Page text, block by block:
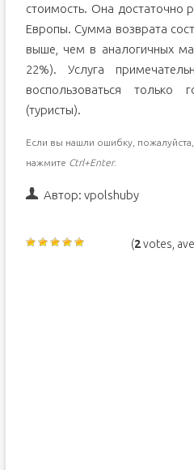
стоимость. Она достаточно
Европы. Сумма возврата
выше, чем в аналогичных
22%). Услуга
воспользоваться только
(туристы).
Если вы нашли ошибку,
нажмите Ctrl+Enter.
Автор: vpolshuby
(2votes,